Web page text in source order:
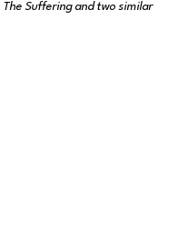
Suffering and two similar